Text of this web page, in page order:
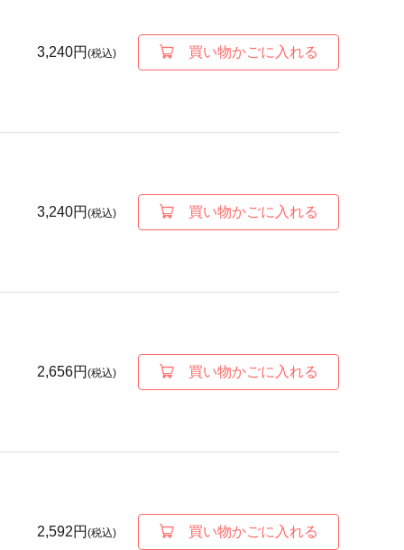
3,240円 (税込) 買い物かごに入れる
3,240円 (税込) 買い物かごに入れる
2,656円 (税込) 買い物かごに入れる
2,592円 (税込) 買い物かごに入れる